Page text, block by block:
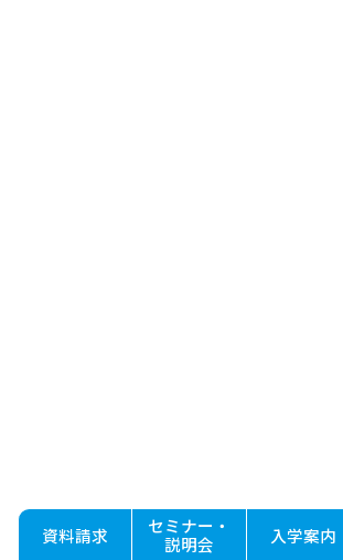
資料請求
セミナー・
説明会
入学案内